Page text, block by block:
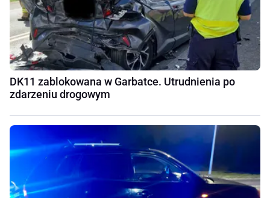
DK11 zablokowana w Garbatce. Utrudnienia po
zdarzeniu drogowym